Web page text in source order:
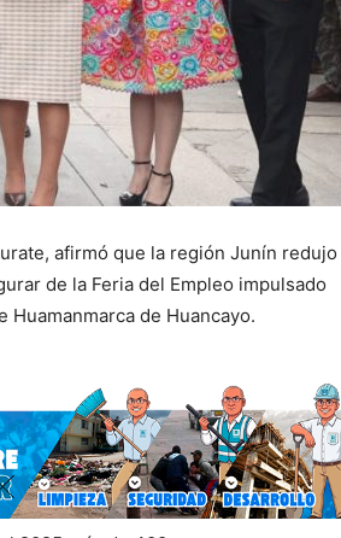
afirmó que la región Junín redujo
de la Feria del Empleo impulsado
de Huancayo.